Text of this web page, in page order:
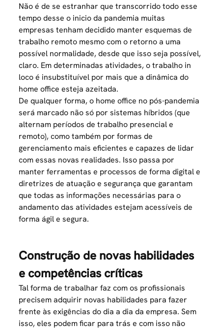
Não é de se estranhar que transcorrido todo esse
tempo desse o inicio da pandemia muitas
empresas tenham decidido manter esquemas de
trabalho remoto mesmo com o retorno a uma
possível normalidade, desde que isso seja possível,
claro. Em determinadas atividades, o trabalho in
loco é insubstituível por mais que a dinâmica do
home office esteja azeitada.
De qualquer forma, o home office no pós-pandemia
será marcado não só por sistemas híbridos (que
alternam períodos de trabalho presencial e
remoto), como também por formas de
gerenciamento mais eficientes e capazes de lidar
com essas novas realidades. Isso passa por
manter ferramentas e processos de forma digital e
diretrizes de atuação e segurança que garantam
que todas as informações necessárias para o
andamento das atividades estejam acessíveis de
forma ágil e segura.
Construção de novas habilidades
e competências críticas
Tal forma de trabalhar faz com os profissionais
precisem adquirir novas habilidades para fazer
frente às exigências do dia a dia da empresa. Sem
isso, eles podem ficar para trás e com isso não